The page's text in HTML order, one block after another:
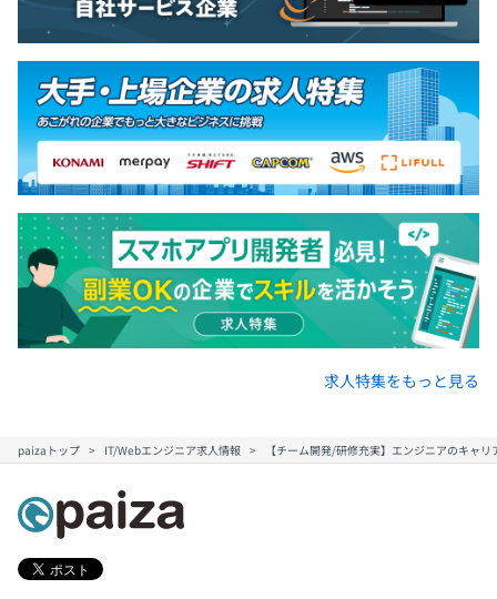
求人特集をもっと見る
paizaトップ IT/Webエンジニア求人情報 【チーム開発/研修充実】エンジニアのキャ